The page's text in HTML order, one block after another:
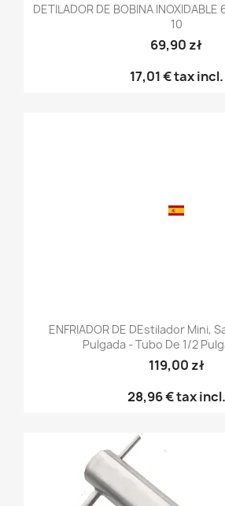
DETILADOR DE BOBINA INOXIDABLE
10
69,90 zł
17,01 €tax incl.
ENFRIADOR DE DEstilador Mini,
Pulgada - Tubo De 1/2
119,00 zł
28,96 €tax incl.